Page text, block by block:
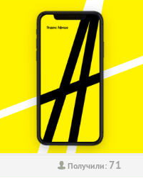
Получили: 71